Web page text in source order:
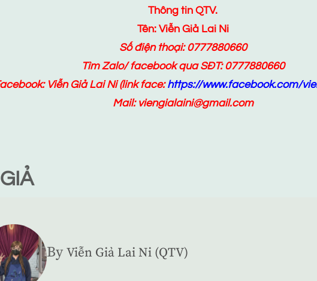
Thông tin QTV.
Tên: Viễn Giả Lai Ni
Số điện thoại: 0777880660
Tìm Zalo/ facebook qua SĐT: 0777880660
Viễn Giả Lai Ni(link face:https://www.facebook.com/
Mail: viengialaini@gmail.com
By Viễn Giả Lai Ni (QTV)